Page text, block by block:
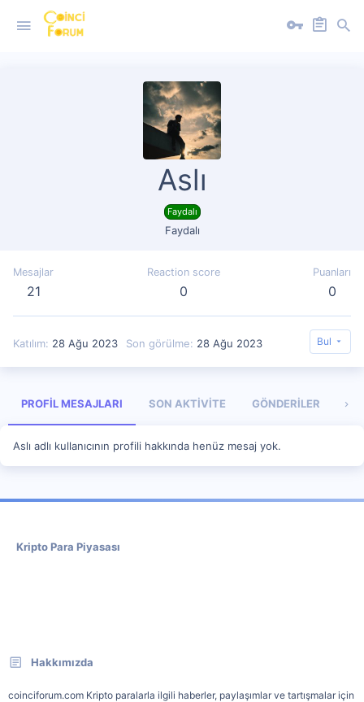
Aslı
Faydalı
Faydalı
Mesajlar
21
Reaction score
0
Puanları
0
Katılım 28 Ağu 2023 Son görülme 28 Ağu 2023 Bul
PROFIL MESAJLARI SON AKTIVITE GÖNDERILER
Aslı adlı kullanıcının profili hakkında henüz mesaj yok.
Kripto Para Piyasası
Hakkımızda
coinciforum.com Kripto paralarla ilgili haberler, paylaşımlar ve tartışmalar için